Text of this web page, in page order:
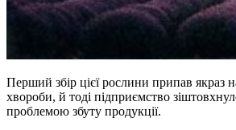
Перший збір цієї рослини припав якраз
хвороби, й тоді підприємство
проблемою збуту продукції.